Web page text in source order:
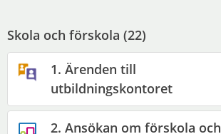
Skola och förskola (22)
1. Ärenden till
utbildningskontoret
2. Ansökan om förskola och